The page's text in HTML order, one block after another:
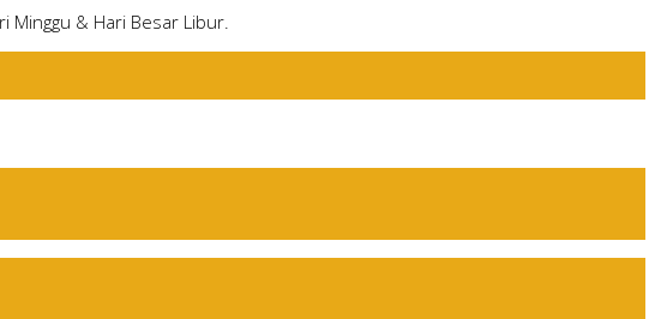
Minggu & Hari Besar Libur.